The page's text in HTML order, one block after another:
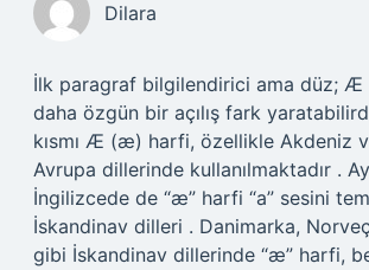
Dilara
İlk paragraf bilgilendirici ama düz; Æ
daha özgün bir açılış fark
kısmı Æ (æ) harfi, özellikle Akdeniz
Avrupa dillerinde kullanılmaktadır .
İngilizcede de “æ” harfi “a” sesini
İskandinav dilleri . Danimarka,
gibi İskandinav dillerinde “æ” harfi,